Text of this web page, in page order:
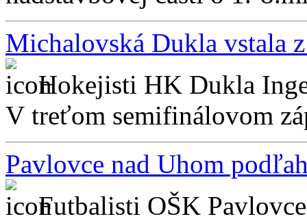
Michalovská Dukla vstala
Hokejisti HK Dukla
V treťom semifinálovom
Pavlovce nad Uhom
Futbalisti OŠK